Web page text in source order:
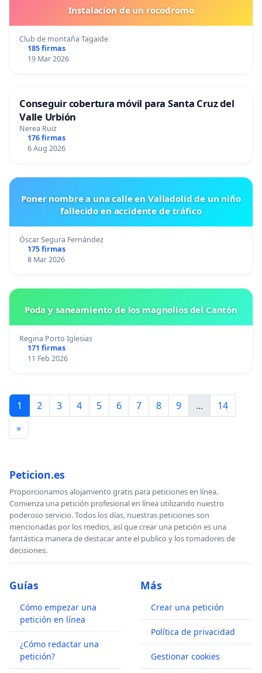
Instalacion de un rocodromo
Club de montaña Tagaide
185 firmas
19 Mar 2026
Conseguir cobertura móvil para Santa Cruz del
Valle Urbión
Nerea Ruiz
176 firmas
6 Aug 2026
Poner nombre a una calle en Valladolid de un niño
fallecido en accidente de tráfico
Óscar Segura Fernández
175 firmas
8 Mar 2026
Poda y saneamiento de los magnolios del Cantón
Regina Porto Iglesias
171 firmas
11 Feb 2026
1 2 3 4 5 6 7 8 9 ...
14
»
Peticion.es
Proporcionamos alojamiento gratis para peticiones en línea.
Comienza una petición profesional en línea utilizando nuestro
poderoso servicio. Todos los días, nuestras peticiones son
mencionadas por los medios, así que crear una petición es una
fantástica manera de destacar ante el publico y los tomadores de
decisiones.
Guías
Cómo empezar una
petición en línea
¿Cómo redactar una
petición?
Más
Crear una petición
Política de privacidad
Gestionar cookies